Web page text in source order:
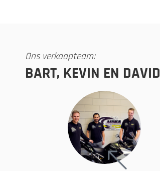
Ons verkoopteam:
BART, KEVIN EN DAVID